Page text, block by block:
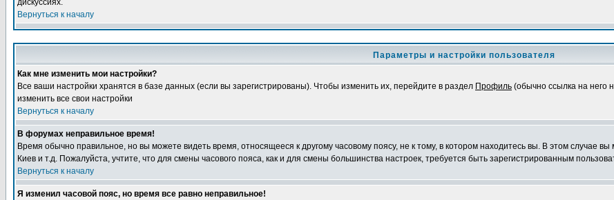
дискуссиях.
Вернуться к началу
Параметры и настройки пользователя
Как мне изменить мои настройки?
Все ваши настройки хранятся в базе данных (если вы зарегистрированы). Чтобы изменить их, перейдите в раздел Профиль (обычно ссылка на него
изменить все свои настройки
Вернуться к началу
В форумах неправильное время!
Время обычно правильное, но вы можете видеть время, относящееся к другому часовому поясу, не к тому, в котором находитесь вы. В этом случае
Киев и т.д. Пожалуйста, учтите, что для смены часового пояса, как и для смены большинства настроек, требуется быть зарегистрированным
Вернуться к началу
Я изменил часовой пояс, но время все равно неправильное!